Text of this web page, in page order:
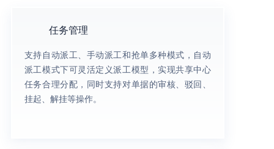
任务管理
支持自动派工、手动派工和抢单多种模式，自动
派工模式下可灵活定义派工模型，实现共享中心
任务合理分配，同时支持对单据的审核、驳回、
挂起、解挂等操作。